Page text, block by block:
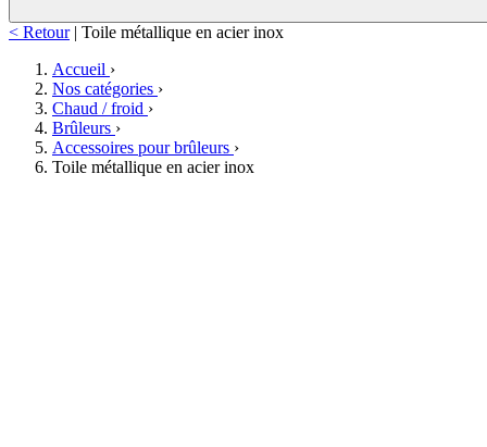
< Retour | Toile métallique en acier inox
Accueil ›
Nos catégories ›
Chaud / froid ›
Brûleurs ›
Accessoires pour brûleurs ›
Toile métallique en acier inox